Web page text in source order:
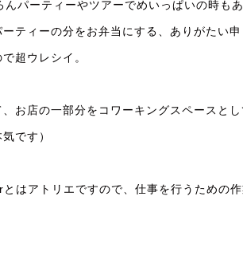
パーティーやツアーでめいっぱいの時も
ティーの分をお弁当にする、ありがたい申
超ウレシイ。
お店の一部分をコワーキングスペースとし
です）
はアトリエですので、仕事を行うための